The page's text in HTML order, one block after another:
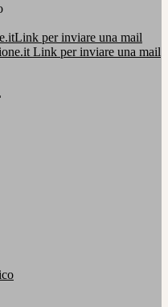
Link per inviare una mail
Link per inviare una mail